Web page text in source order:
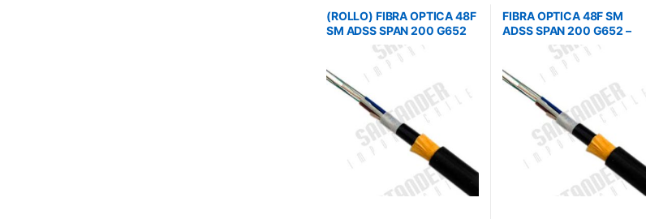
(ROLLO) FIBRA OPTICA 48F
SM ADSS SPAN 200 G652
MAINTRONICS
FIBRA OPTICA 48F SM
ADSS SPAN 200 G652 –
MAINTRONICS